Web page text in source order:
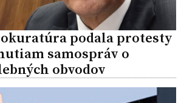
podala protesty
samospráv o
obvodov